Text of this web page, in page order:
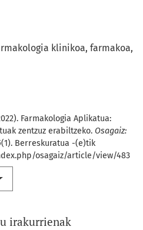
klinikoa farmakoa
Farmakologia Aplikatua:
zentzuz erabiltzeko. Osagaiz:
(1). Berreskuratua -(e)tik
osagaiz/article/view/483
irakurrienak